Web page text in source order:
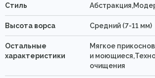
Стиль
Высота ворса Средний (7-11 мм)
Остальные
характеристики
Мягкое
и
очищения